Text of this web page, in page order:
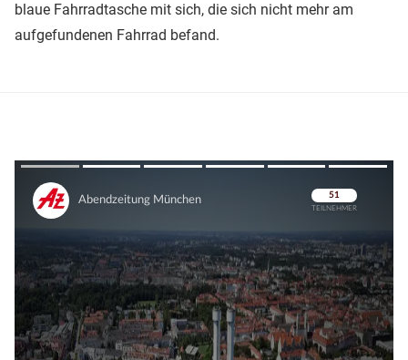
blaue Fahrradtasche mit sich, die sich nicht mehr am
aufgefundenen Fahrrad befand.
Überspringen